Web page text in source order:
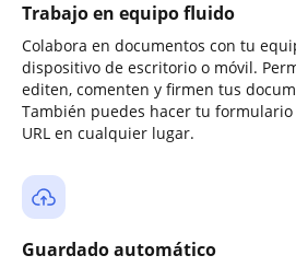
Trabajo en equipo fluido
Colabora en documentos con tu
dispositivo de escritorio o móvil.
editen, comenten y firmen tus
También puedes hacer tu
URL en cualquier lugar.
Guardado automático